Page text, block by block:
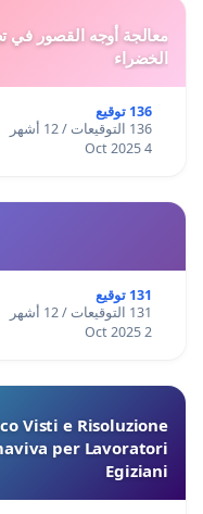
معالجة أوجه القصور في
الخضراء
136 توقيع
136 التوقيعات / 12 أشهر
4 Oct 2025
131 توقيع
131 التوقيعات / 12 أشهر
2 Oct 2025
Visti e Risoluzione
per Lavoratori
Egiziani